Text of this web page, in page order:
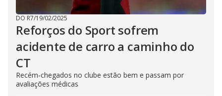
DO R7/19/02/2025
Reforços do Sport sofrem
acidente de carro a caminho do
CT
Recém-chegados no clube estão bem e passam por
avaliações médicas